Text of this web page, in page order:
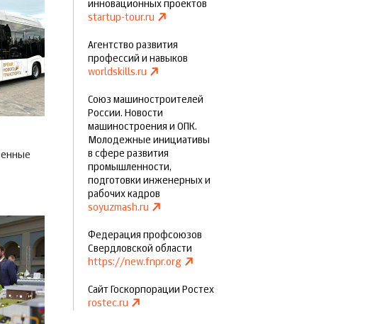
инновационных проектов
startup-tour.ru
Агентство развития
профессий и навыков
worldskills.ru
Союз машиностроителей
России. Новости
машиностроения и ОПК.
Молодежные инициативы
в сфере развития
промышленности,
подготовки инженерных и
рабочих кадров
soyuzmash.ru
Федерация профсоюзов
Свердловской области
https://new.fnpr.org
Сайт Госкорпорации Ростех
rostec.ru